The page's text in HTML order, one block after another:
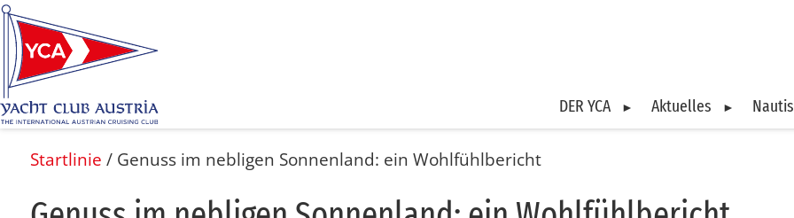
DER YCA Aktuelles
Startlinie / Genuss im nebligen Sonnenland: ein Wohlfühlbericht